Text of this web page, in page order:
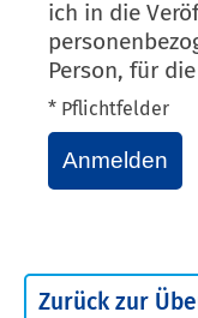
ich in die
Person, für
* Pflichtfelder
Anmelden
Zurück zur